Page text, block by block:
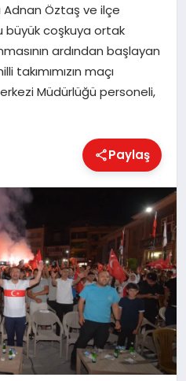
Adnan Öztaş ve ilçe
büyük coşkuya ortak
ardından başlayan
maçı
Müdürlüğü personeli,
Paylaş